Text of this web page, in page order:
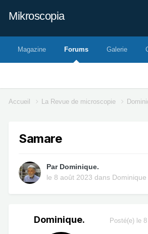
Mikroscopia
Magazine Forums Galerie
Accueil La Revue de microscopie
Samare
Par Dominique.
le 8 août 2023 dans Dominique
Dominique. Posté(e) le